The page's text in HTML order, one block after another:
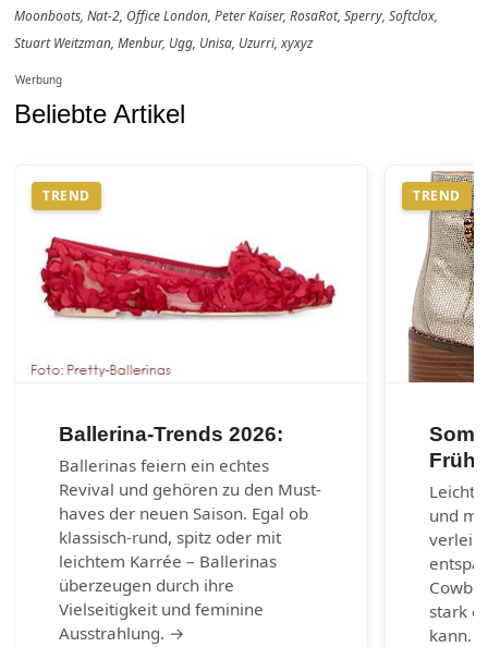
Moonboots, Nat-2, Office London, Peter Kaiser, RosaRot, Sperry, Softclox,
Stuart Weitzman, Menbur, Ugg, Unisa, Uzurri, xyxyz
Werbung
Beliebte Artikel
TREND
Ballerina-Trends 2026:
Ballerinas feiern ein echtes
Revival und gehören zu den Must-
haves der neuen Saison. Egal ob
klassisch-rund, spitz oder mit
leichtem Karrée – Ballerinas
überzeugen durch ihre
Vielseitigkeit und feminine
Ausstrahlung. →
TREND
und
stark
kann.